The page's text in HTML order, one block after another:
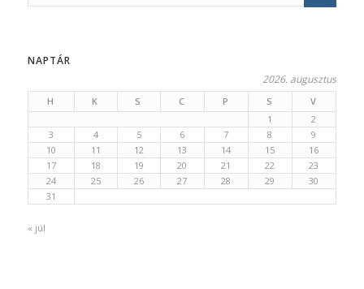
NAPTÁR
2026. augusztus
H K S C P S
V
1
2
3
4 5 6 7 8
9
10
11 12 13 14 15
16
17
18 19 20 21 22
23
24
25 26 27 28 29
30
31
« júl